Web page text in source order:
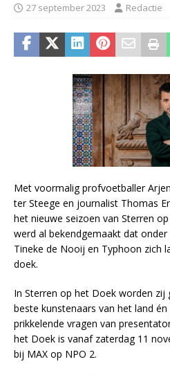
27 september 2023 Redactie
Met voormalig profvoetballer
ter Steege en journalist Thomas
het nieuwe seizoen van Sterren
werd al bekendgemaakt dat onder
Tineke de Nooij en Typhoon zich
doek.
In Sterren op het Doek worden
beste kunstenaars van het land
prikkelende vragen van
het Doek is vanaf zaterdag 11
bij MAX op NPO 2.